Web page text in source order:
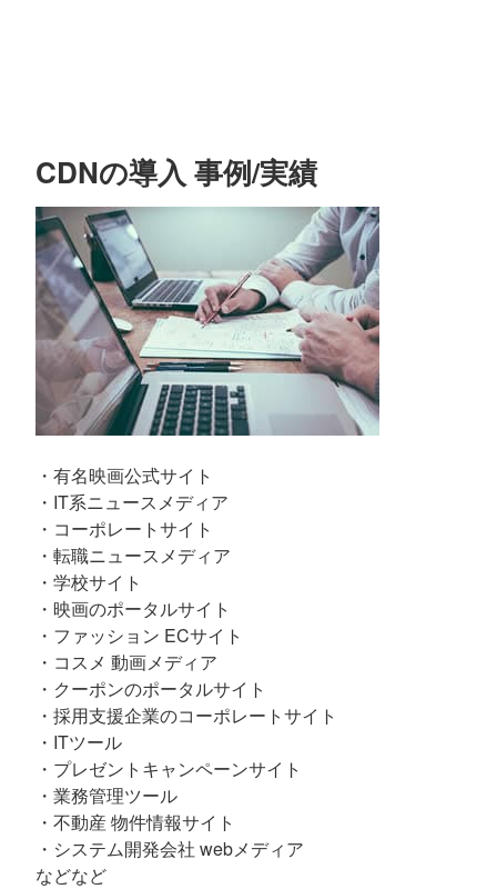
CDNの導入 事例/実績
・有名映画公式サイト
・IT系ニュースメディア
・コーポレートサイト
・転職ニュースメディア
・学校サイト
・映画のポータルサイト
・ファッション ECサイト
・コスメ 動画メディア
・クーポンのポータルサイト
・採用支援企業のコーポレートサイト
・ITツール
・プレゼントキャンペーンサイト
・業務管理ツール
・不動産 物件情報サイト
・システム開発会社 webメディア
などなど